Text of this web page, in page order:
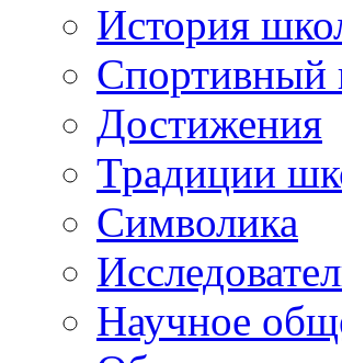
История
Спортивный
Достижения
Традиции
Символика
Научное